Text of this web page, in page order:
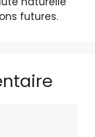
futures.